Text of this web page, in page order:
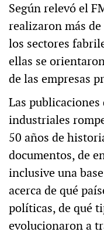
Según relevó el
realizaron más
los sectores
ellas se
de las empresas
Las
industriales
50 años de
documentos, de
inclusive una
acerca de qué
políticas, de qué
evolucionaron a